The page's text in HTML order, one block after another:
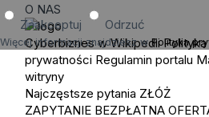
Zaakceptuj Odrzuć
Więcej informacji znajdziesz wPolityka
O NAS
Cyberbiznes w Wikipedii Polityka
prywatności Regulamin portalu
witryny
Najczęstsze pytania ZŁÓŻ
ZAPYTANIE BEZPŁATNA